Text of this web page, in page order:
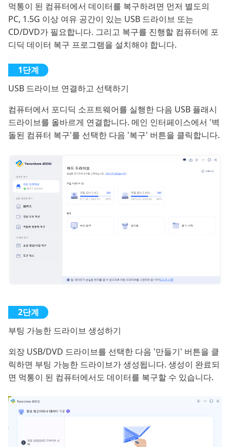
먹통이 된 컴퓨터에서 데이터를 복구하려면 먼저 별도의
PC, 1.5G 이상 여유 공간이 있는 USB 드라이브 또는
CD/DVD가 필요합니다. 그리고 복구를 진행할 컴퓨터에 포
디딕 데이터 복구 프로그램을 설치해야 합니다.
USB 드라이브 연결하고 선택하기
컴퓨터에서 포디딕 소프트웨어를 실행한 다음 USB 플래시
드라이브를 올바르게 연결합니다. 메인 인터페이스에서 '벽
돌된 컴퓨터 복구'를 선택한 다음 '복구' 버튼을 클릭합니다.
부팅 가능한 드라이브 생성하기
외장 USB/DVD 드라이브를 선택한 다음 '만들기' 버튼을 클
릭하면 부팅 가능한 드라이브가 생성됩니다. 생성이 완료되
면 먹통이 된 컴퓨터에서도 데이터를 복구할 수 있습니다.